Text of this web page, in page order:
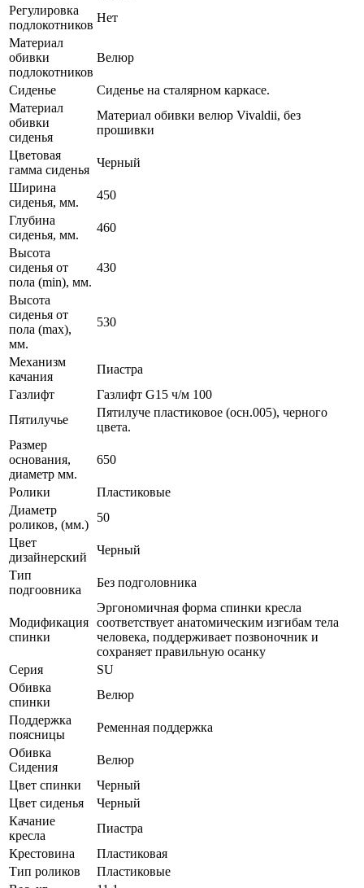
Регулировка
подлокотников
Нет
Материал
обивки
подлокотников
Велюр
Сиденье
Сиденье на сталярном каркасе.
Материал
обивки
сиденья
Материал обивки велюр Vivaldii, без
прошивки
Цветовая
гамма сиденья
Черный
Ширина
сиденья, мм.
450
Глубина
сиденья, мм.
460
Высота
сиденья от
пола (min), мм.
430
Высота
сиденья от
пола (mах),
мм.
530
Механизм
качания
Пиастра
Газлифт
Газлифт G15 ч/м 100
Пятилучье
Пятилуче пластиковое (осн.005), черного
цвета.
Размер
основания,
диаметр мм.
650
Ролики
Пластиковые
Диаметр
роликов, (мм.)
50
Цвет
дизайнерский
Черный
Тип
подгоовника
Без подголовника
Модификация
спинки
Эргономичная форма спинки кресла
соответствует анатомическим изгибам тела
человека, поддерживает позвоночник и
сохраняет правильную осанку
Серия
SU
Обивка
спинки
Велюр
Поддержка
поясницы
Ременная поддержка
Обивка
Сидения
Велюр
Цвет спинки
Черный
Цвет сиденья
Черный
Качание
кресла
Пиастра
Крестовина
Пластиковая
Тип роликов
Пластиковые